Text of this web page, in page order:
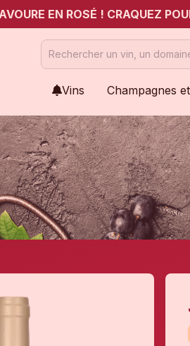
EN ROSÉ ! CRAQUEZ
Vins Champagnes